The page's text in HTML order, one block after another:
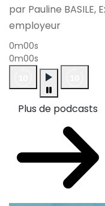
par Pauline
employeur
0m00s
0m00s
Plus de podcasts